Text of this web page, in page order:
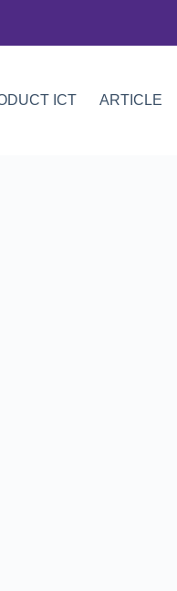
ICT ARTICLE